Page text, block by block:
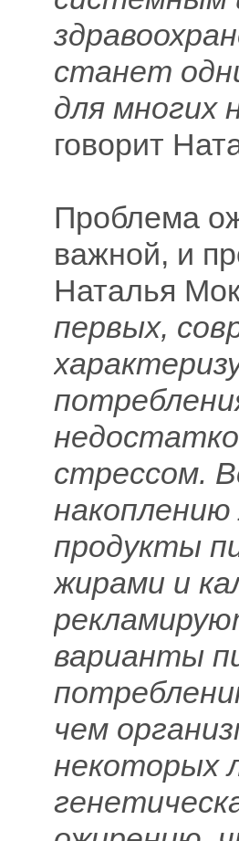
станет
для многих
говорит
Проблема
важной, и
Наталья
первых,
стрессом.
продукты
жирами и
варианты
чем
некоторых